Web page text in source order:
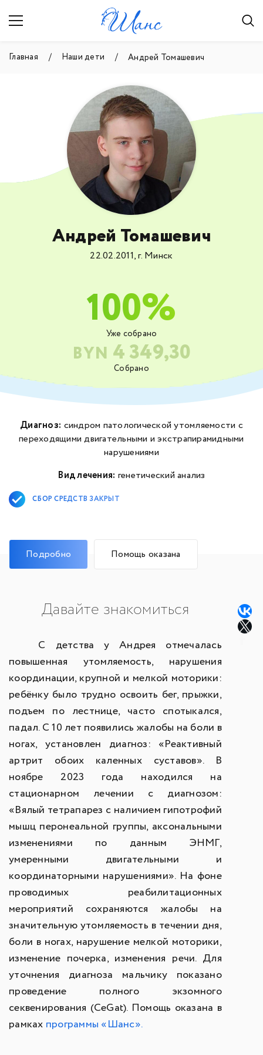
Главная Наши дети Андрей Томашевич
Собрано
BYN 4 349,30
Уже собрано
100%
Андрей Томашевич
22.02.2011, г. Минск
Диагноз: синдром патологической утомляемости с
переходящими двигательными и экстрапирамидными
нарушениями
Вид лечения: генетический анализ
СБОР СРЕДСТВ ЗАКРЫТ
Подробно Помощь оказана
Давайте знакомиться
С детства у Андрея отмечалась
повышенная утомляемость, нарушения
координации, крупной и мелкой моторики:
ребёнку было трудно освоить бег, прыжки,
подъем по лестнице, часто спотыкался,
падал. С 10 лет появились жалобы на боли в
ногах, установлен диагноз: «Реактивный
артрит обоих каленных суставов». В
ноябре 2023 года находился на
стационарном лечении с диагнозом:
«Вялый тетрапарез с наличием гипотрофий
мышц перонеальной группы, аксональными
изменениями по данным ЭНМГ,
умеренными двигательными и
координаторными нарушениями». На фоне
проводимых реабилитационных
мероприятий сохраняются жалобы на
значительную утомляемость в течении дня,
боли в ногах, нарушение мелкой моторики,
изменение почерка, изменения речи. Для
уточнения диагноза мальчику показано
проведение полного экзомного
секвенирования (CeGat). Помощь оказана в
рамках программы «Шанс».